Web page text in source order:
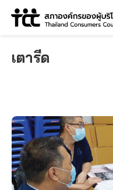
Skip
เตารีด